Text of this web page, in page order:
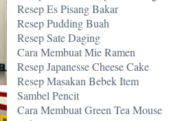
Resep Es Pisang Bakar
Resep Pudding Buah
Resep Sate Daging
Cara Membuat Mie Ramen
Resep Japanesse Cheese Cake
Resep Masakan Bebek Item
Sambel Pencit
Cara Membuat Green Tea Mouse